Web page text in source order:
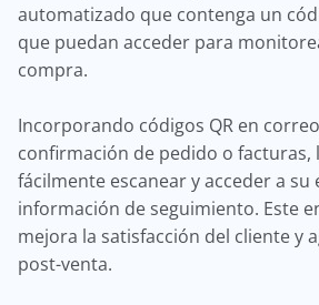
automatizado que contenga un
que puedan acceder para
compra.
Incorporando códigos QR en
confirmación de pedido o facturas,
fácilmente escanear y acceder a
información de seguimiento. Este
mejora la satisfacción del cliente y
post-venta.